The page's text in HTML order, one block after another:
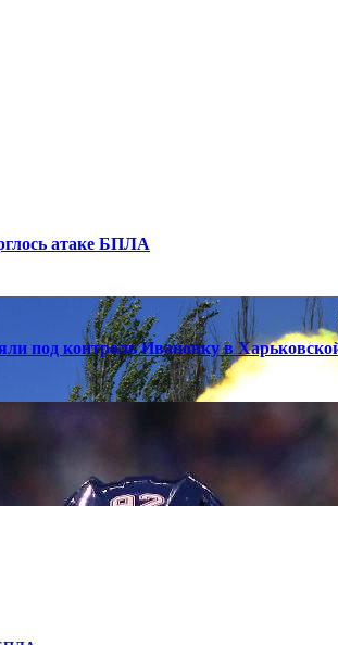
атаке БПЛА
под контроль Ивановку в